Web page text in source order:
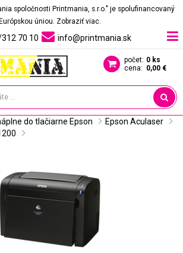
spoločnosti Printmania, s.r.o." je spolufinancovaný
Európskou úniou. Zobraziť viac.
70 10 info@printmania.sk
počet: 0 ks
cena: 0,00 €
do tlačiarne Epson
Epson Aculaser